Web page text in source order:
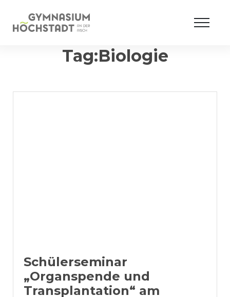
Tag:Biologie
Schülerseminar
„Organspende und
Transplantation“ am